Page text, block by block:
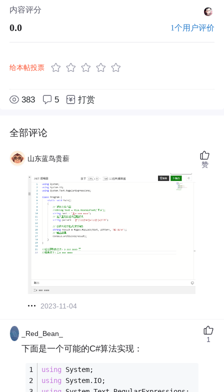
内容评分
0.0 1个用户评价
给本帖投票
383 5 打赏
全部评论
山东蓝鸟贵薪
2023-11-04
赞
_Red_Bean_
下面是一个可能的C#算法实现：
using System;
using System.IO;
1